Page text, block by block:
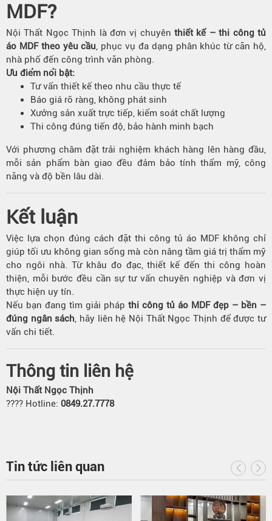
MDF?
Nội Thất Ngọc Thịnh là đơn vị chuyênthiết kế – thi công tủ
áo MDF theo yêu cầu, phục vụ đa dạng phân khúc từ căn hộ,
nhà phố đến công trình văn phòng.
Ưu điểm nổi bật:
Tư vấn thiết kế theo nhu cầu thực tế
Báo giá rõ ràng, không phát sinh
Xưởng sản xuất trực tiếp, kiểm soát chất lượng
Thi công đúng tiến độ, bảo hành minh bạch
Với phương châm đặt trải nghiệm khách hàng lên hàng đầu,
mỗi sản phẩm bàn giao đều đảm bảo tính thẩm mỹ, công
năng và độ bền lâu dài.
Kết luận
Việc lựa chọn đúng cách đặt thi công tủ áo MDF không chỉ
giúp tối ưu không gian sống mà còn nâng tầm giá trị thẩm mỹ
cho ngôi nhà. Từ khâu đo đạc, thiết kế đến thi công hoàn
thiện, mỗi bước đều cần sự tư vấn chuyên nghiệp và đơn vị
thực hiện uy tín.
Nếu bạn đang tìm giải pháp thi công tủ áo MDF đẹp – bền –
đúng ngân sách, hãy liên hệ Nội Thất Ngọc Thịnh để được tư
vấn chi tiết.
Thông tin liên hệ
Nội Thất Ngọc Thịnh
???? Hotline: 0849.27.7778
Tin tức liên quan